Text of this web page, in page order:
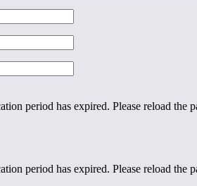
period has expired. Please reload the
period has expired. Please reload the